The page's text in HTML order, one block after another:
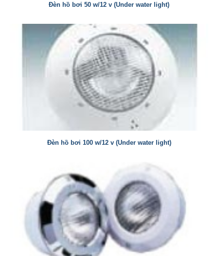
Đèn hồ bơi 50 w/12 v (Under water light)
Đèn hồ bơi 100 w/12 v (Under water light)